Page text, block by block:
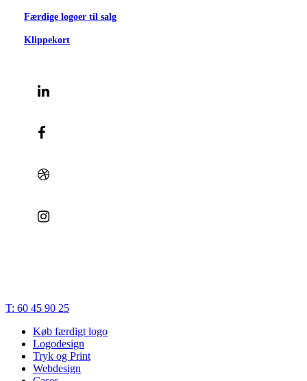
Færdige logoer til salg
Klippekort
Close
T: 60 45 90 25
Køb færdigt logo
Logodesign
Tryk og Print
Webdesign